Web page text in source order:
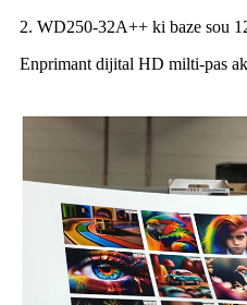
2. WD250-32A++ ki baze sou
Enprimant dijital HD milti-pas